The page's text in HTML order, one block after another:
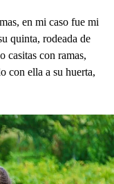
en mi caso fue mi
quinta, rodeada de
casitas con ramas,
con ella a su huerta,